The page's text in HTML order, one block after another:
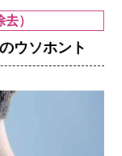
）
ウソホント